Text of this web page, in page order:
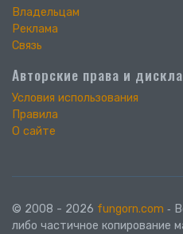
Владельцам
Реклама
Связь
Авторские права и
Условия использования
Правила
О сайте
© 2008 - 2026 fungorn.com ‐
либо частичное копирование